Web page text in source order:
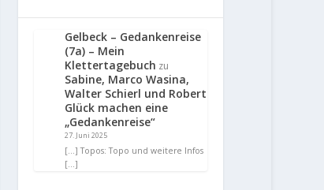
Gelbeck – Gedankenreise
(7a) – Mein
Klettertagebuch zu
Sabine, Marco Wasina,
Walter Schierl und Robert
Glück machen eine
„Gedankenreise“
27. Juni 2025
[…] Topos: Topo und weitere Infos
[…]